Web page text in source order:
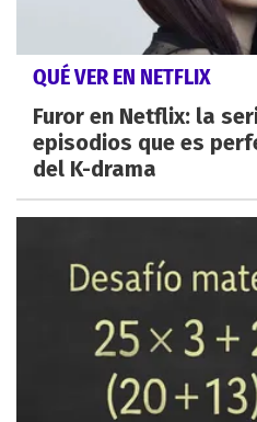
QUÉ VER EN NETFLIX
Furor en Netflix: la
episodios que es
del K-drama